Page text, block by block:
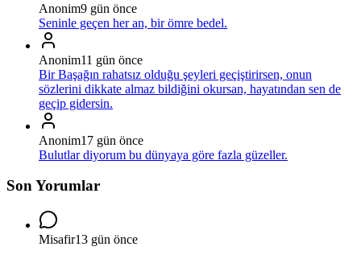
Anonim9 gün önce
Seninle geçen her an, bir ömre bedel.
Anonim11 gün önce
Bir Başağın rahatsız olduğu şeyleri geçiştirirsen, onun
sözlerini dikkate almaz bildiğini okursan, hayatından sen de
geçip gidersin.
Anonim17 gün önce
Bulutlar diyorum bu dünyaya göre fazla güzeller.
Son Yorumlar
Misafir13 gün önce